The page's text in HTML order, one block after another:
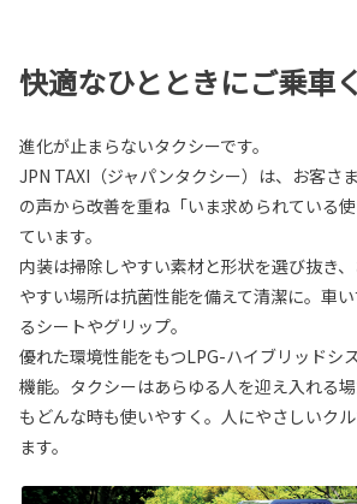
快適なひとときにご乗車
進化が止まらないタクシーです。
JPN TAXI（ジャパンタクシー）は、お客さ
の声から改善を重ね「いま求められている
ています。
内装は掃除しやすい素材と形状を選び抜き
やすい場所は抗菌性能を備えて清潔に。車
るシートやグリップ。
優れた環境性能をもつLPG-ハイブリッドシ
機能。タクシーはあらゆる人を迎え入れる
もどんな時も使いやすく。人にやさしいク
ます。